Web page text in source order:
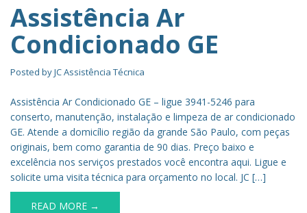
Assistência Ar
Condicionado GE
Posted byJC Assistência Técnica
Assistência Ar Condicionado GE – ligue 3941-5246 para
conserto, manutenção, instalação e limpeza de ar condicionado
GE. Atende a domicílio região da grande São Paulo, com peças
originais, bem como garantia de 90 dias. Preço baixo e
excelência nos serviços prestados você encontra aqui. Ligue e
solicite uma visita técnica para orçamento no local. JC […]
READ MORE →